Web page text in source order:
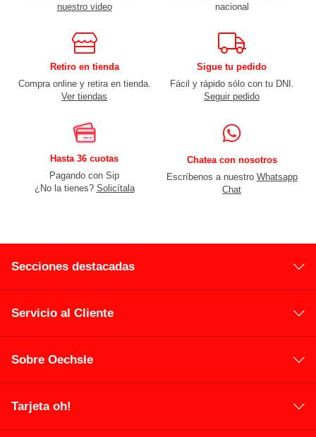
nuestro video
nacional
Retiro en tienda
Compra online y retira en tienda.
Ver tiendas
Sigue tu pedido
Fácil y rápido sólo con tu DNI.
Seguir pedido
Hasta 36 cuotas
Pagando con Sip
¿No la tienes? Solicítala
Chatea con nosotros
Escríbenos a nuestro Whatsapp
Chat
Secciones destacadas
Servicio al Cliente
Sobre Oechsle
Tarjeta oh!